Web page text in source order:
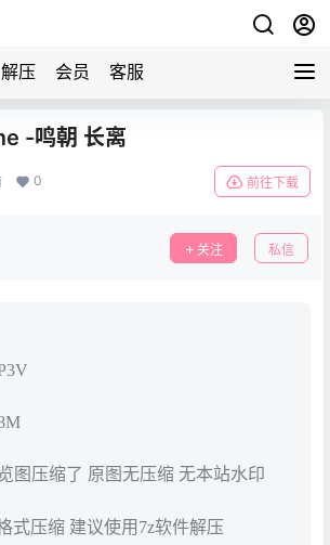
解压 会员 客服
-鸣朝 长离
0 前往下载
关注 私信
图压缩了 原图无压缩 无本站水印
式压缩 建议使用7z软件解压